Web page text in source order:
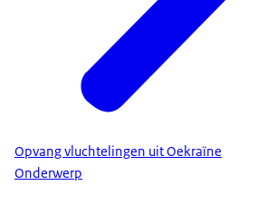
Opvang vluchtelingen uit Oekraïne
Onderwerp